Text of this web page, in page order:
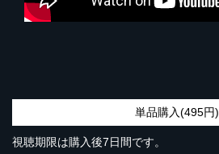
単品購入(495円)
視聴期限は購入後7日間です。